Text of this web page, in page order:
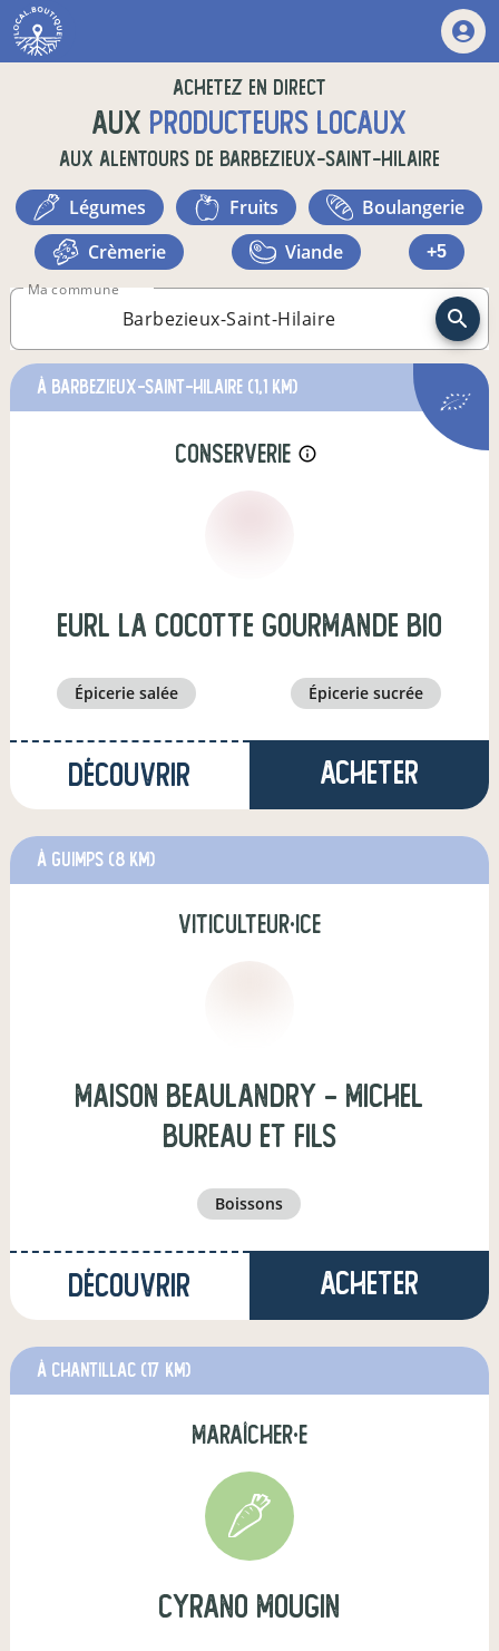
Achetez en direct
auxproducteurs locaux
aux alentours de Barbezieux-Saint-Hilaire
légumes fruits
boulangerie
crèmerie
viande +5
Ma commune
à Barbezieux-Saint-Hilaire (1,1 km)
conserverie info_outline
eurl la cocotte gourmande bio
épicerie salée épicerie sucrée
Découvrir Acheter
à Guimps (8 km)
viticulteur·ice
Maison Beaulandry - Michel
BUREAU et Fils
boissons
Découvrir Acheter
à Chantillac (17 km)
maraîcher·e
cyrano mougin